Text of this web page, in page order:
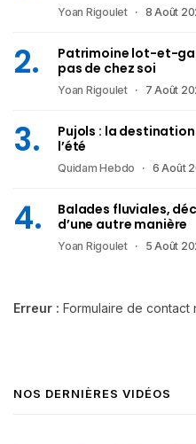
Yoan Rigoulet 8 Août
Patrimoine lot-et-
pas de chez soi
Yoan Rigoulet 7 Août
Pujols : la
l’été
Quidam Hebdo 6 Août
Balades fluviales,
d’une autre manière
Yoan Rigoulet 5 Août
Erreur : Formulaire de contact
NOS DERNIÈRES VIDÉOS